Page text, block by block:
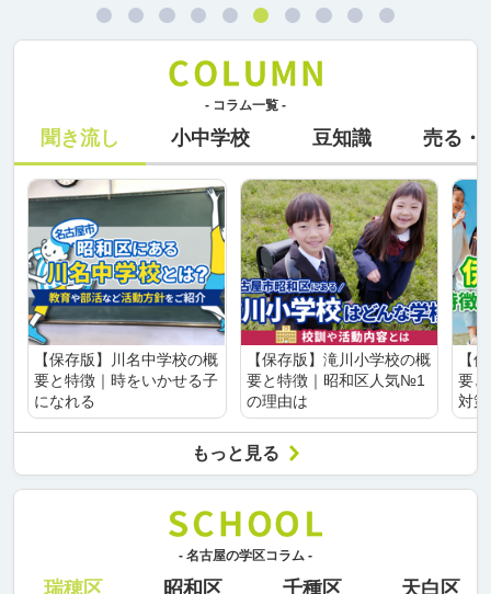
- コラム一覧 -
聞き流し 小中学校 豆知識 売る・
【保存版】川名中学校の概
要と特徴｜時をいかせる子
になれる
【保存版】滝川小学校の概
要と特徴｜昭和区人気№1
の理由は
【
要
対
もっと見る
- 名古屋の学区コラム -
瑞穂区 昭和区 千種区 天白区